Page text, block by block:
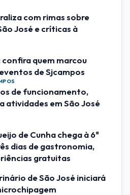
com rimas sobre
José e críticas à
confira quem marcou
de Sjcampos
de funcionamento,
atividades em São José
de Cunha chega à 6ª
dias de gastronomia,
gratuitas
de São José iniciará